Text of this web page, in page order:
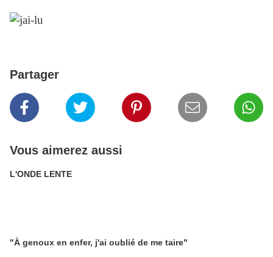
Partager
Vous aimerez aussi
L'ONDE LENTE
"À genoux en enfer, j'ai oublié de me taire"